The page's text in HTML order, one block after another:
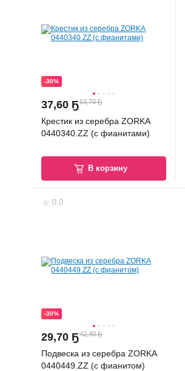
-30%
37,60 Ҕ53,70 Ҕ
Крестик из серебра ZORKA
0440340.ZZ (с фианитами)
В корзину
0.0
-30%
29,70 Ҕ42,40 Ҕ
Подвеска из серебра ZORKA
0440449.ZZ (с фианитом)